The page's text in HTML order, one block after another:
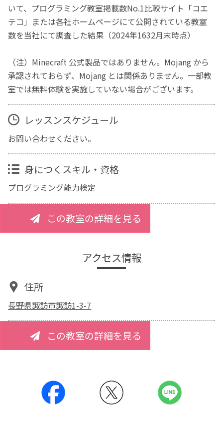
いて、プログラミング教室掲載数No.1比較サイト「コエ
テコ」または各社ホームページにて公開されている教室
数を当社にて調査した結果（2024年1632月末時点）
（注）Minecraft 公式製品ではありません。Mojang から
承認されておらず、Mojang とは関係ありません。一部教
室では無料体験を実施していない場合がございます。
レッスンスケジュール
お問い合わせください。
身につくスキル・資格
プログラミング能力検定
この教室の詳細を見る
アクセス情報
住所
長野県諏訪市諏訪1-3-7
この教室の詳細を見る